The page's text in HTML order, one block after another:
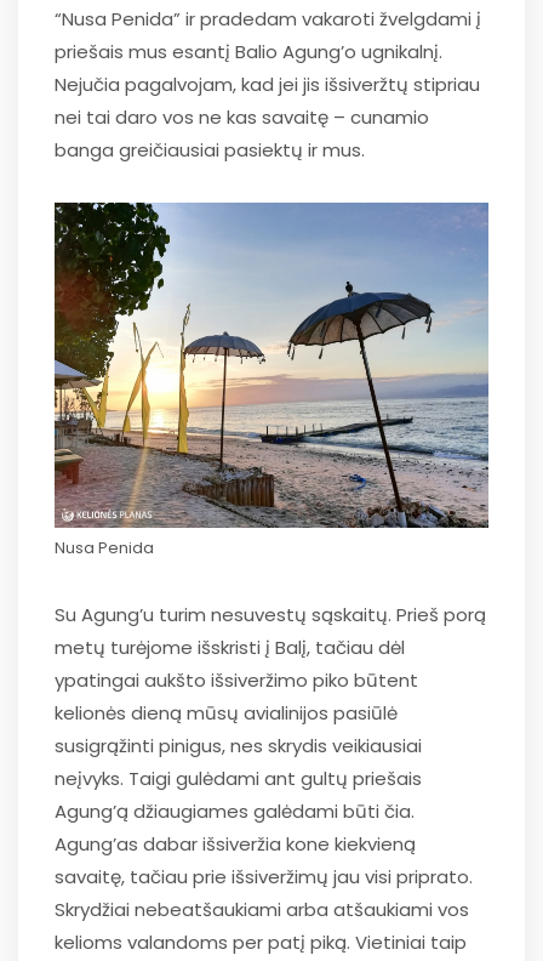
“Nusa Penida” ir pradedam vakaroti žvelgdami į
priešais mus esantį Balio Agung’o ugnikalnį.
Nejučia pagalvojam, kad jei jis išsiveržtų stipriau
nei tai daro vos ne kas savaitę – cunamio
banga greičiausiai pasiektų ir mus.
Nusa Penida
Su Agung’u turim nesuvestų sąskaitų. Prieš porą
metų turėjome išskristi į Balį, tačiau dėl
ypatingai aukšto išsiveržimo piko būtent
kelionės dieną mūsų avialinijos pasiūlė
susigrąžinti pinigus, nes skrydis veikiausiai
neįvyks. Taigi gulėdami ant gultų priešais
Agung’ą džiaugiames galėdami būti čia.
Agung’as dabar išsiveržia kone kiekvieną
savaitę, tačiau prie išsiveržimų jau visi priprato.
Skrydžiai nebeatšaukiami arba atšaukiami vos
kelioms valandoms per patį piką. Vietiniai taip